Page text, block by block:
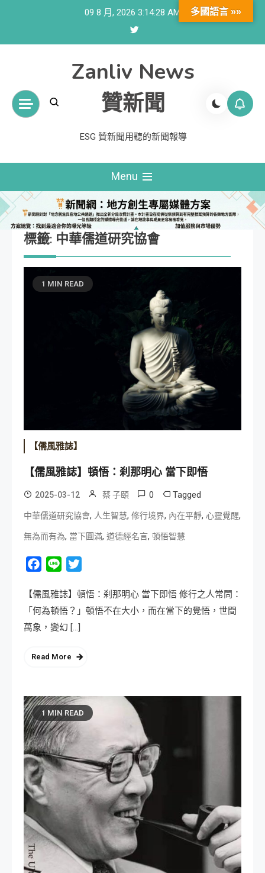
09 8 月, 2026 3:14:29 AM
Zanliv News
贊新聞
ESG 贊新聞用聽的新聞報導
Menu
標籤: 中華儒道研究協會
1 MIN READ
【儒風雅誌】
【儒風雅誌】頓悟：刹那明心 當下即悟
2025-03-12 蔡 子頤 0 Tagged
中華儒道研究協會, 人生智慧, 修行境界, 內在平靜, 心靈覺醒,
無為而有為, 當下圓滿, 道德經名言, 頓悟智慧
Facebook
Line
【儒風雅誌】頓悟：刹那明心 當下即悟 修行之人常問：
「何為頓悟？」頓悟不在大小，而在當下的覺悟，世間
萬象，變幻 […]
Read More
1 MIN READ
多國語言 »»